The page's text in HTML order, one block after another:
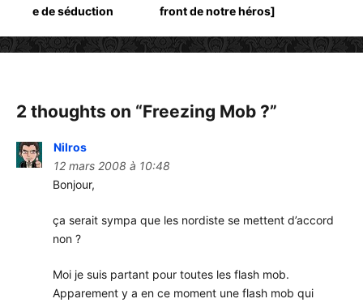
l’article
e de séduction
front de notre héros]
2 thoughts on “Freezing Mob ?”
Nilros
12 mars 2008 à 10:48
Bonjour,
ça serait sympa que les nordiste se mettent d’accord
non ?
Moi je suis partant pour toutes les flash mob.
Apparement y a en ce moment une flash mob qui